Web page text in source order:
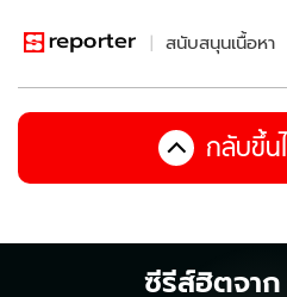
สนับสนุนเนื้อหา
กลับขึ้น
ซีรีส์ฮิตจาก